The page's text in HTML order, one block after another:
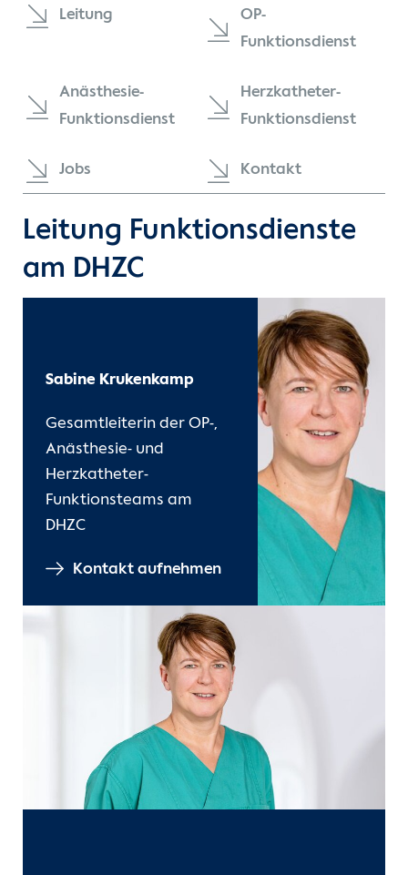
Zur Seite der Charité
Leitung
OP-
Funktionsdienst
Anästhesie-
Funktionsdienst
Herzkatheter-
Funktionsdienst
Jobs Kontakt
Leitung Funktionsdienste
am DHZC
Sabine Krukenkamp
Gesamtleiterin der OP-,
Anästhesie- und
Herzkatheter-
Funktionsteams am
DHZC
Kontakt aufnehmen